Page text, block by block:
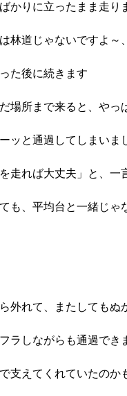
かりに立ったまま走り
林道じゃないですよ～
た後に続きます
場所まで来ると、やっ
ッと通過してしまいま
走れば大丈夫」と、一
も、平均台と一緒じ
外れて、またしてもぬ
ラしながらも通過でき
支えてくれていたのか